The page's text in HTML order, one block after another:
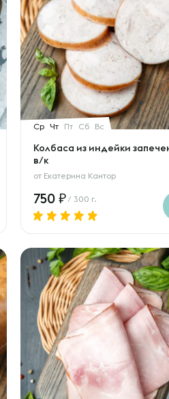
Ср Чт Пт Сб Вс
Колбаса из индейки
в/к
от Екатерина Кантор
750 / 300 г.